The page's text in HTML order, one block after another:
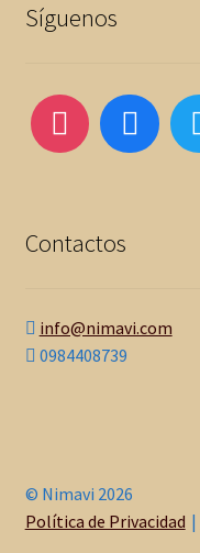
Síguenos
Contactos
info@nimavi.com
0984408739
© Nimavi 2026
Política de Privacidad